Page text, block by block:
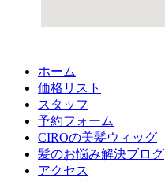
ホーム
価格リスト
スタッフ
予約フォーム
CIROの美髪ウィッグ
髪のお悩み解決ブログ
アクセス